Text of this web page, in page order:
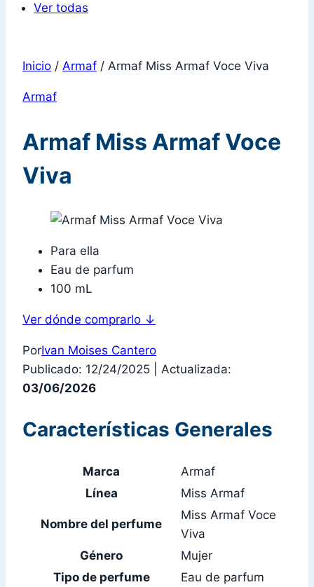
Ver todas
Inicio / Armaf / Armaf Miss Armaf Voce Viva
Armaf
Armaf Miss Armaf Voce
Viva
Para ella
Eau de parfum
100 mL
Ver dónde comprarlo ↓
PorIvan Moises Cantero
Publicado: 12/24/2025
Actualizada:
03/06/2026
Características Generales
Marca
Armaf
Línea
Miss Armaf
Nombre del perfume
Miss Armaf Voce
Viva
Género
Mujer
Tipo de perfume
Eau de parfum